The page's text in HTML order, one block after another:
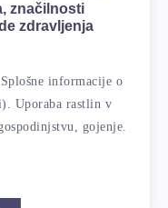
značilnosti
zdravljenja
informacije o
Uporaba rastlin v
gojenje.